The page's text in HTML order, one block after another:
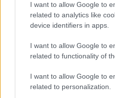
I want to allow Google to
related to analytics like
device identifiers in apps.
I want to allow Google to
related to functionality of
I want to allow Google to
related to personalization.
A szolgáltatás
lokációban (a Corvin
Technology and
Hungaria Center
6400 négyzetméteren
területek 260